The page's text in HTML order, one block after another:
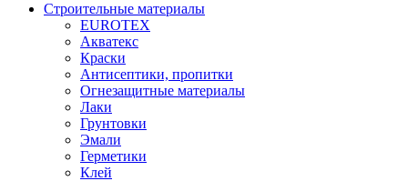
Строительные материалы
EUROTEX
Акватекс
Краски
Антисептики, пропитки
Огнезащитные материалы
Лаки
Грунтовки
Эмали
Герметики
Клей